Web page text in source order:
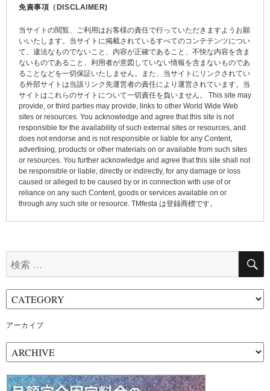
免責事項（DISCLAIMER)
当サイトの閲覧、ご利用はお客様の責任で行っていただきますようお願
いいたします。当サイトに掲載されているすべてのコンテテンツについ
て、違法なものでないこと、内容が正確であること、不快な内容を含ま
ないものであること、利用者が意図していない情報を含まないものであ
ることなどを一切保証いたしません。また、当サイトにリンクされてい
る外部サイトは当該リンク先運営者の責任により運営されています。当
サイトはこれらのサイトについて一切責任を負いません。 This site may
provide, or third parties may provide, links to other World Wide Web
sites or resources. You acknowledge and agree that this site is not
responsible for the availability of such external sites or resources, and
does not endorse and is not responsible or liable for any Content,
advertising, products or other materials on or available from such sites
or resources. You further acknowledge and agree that this site shall not
be responsible or liable, directly or indirectly, for any damage or loss
caused or alleged to be caused by or in connection with use of or
reliance on any such Content, goods or services available on or
through any such site or resource. TMfesta は登録商標です。
索:
アーカイブ
ー
カ
イ